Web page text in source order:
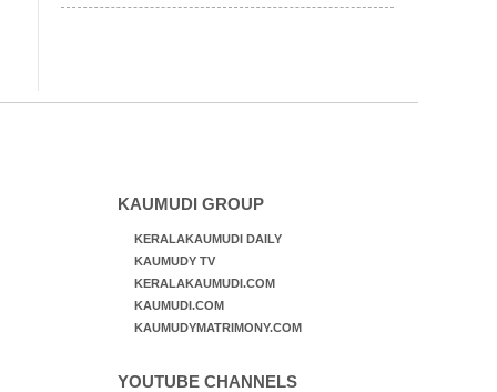
വേണുഗോപാൽ എം.പി. സഹകരണ-
KAUMUDI GROUP
KERALAKAUMUDI DAILY
KAUMUDY TV
KERALAKAUMUDI.COM
KAUMUDI.COM
KAUMUDYMATRIMONY.COM
YOUTUBE CHANNELS